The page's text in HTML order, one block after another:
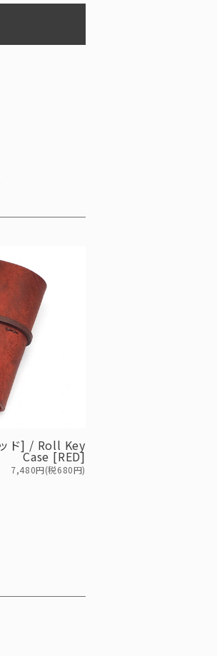
ド] / Roll Key
Case [RED]
7,480円(税680円)